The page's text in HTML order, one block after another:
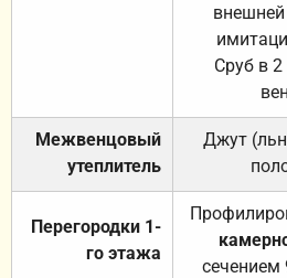
Сруб в
Межвенцовый
утеплитель
Джут
Перегородки 1-
го этажа